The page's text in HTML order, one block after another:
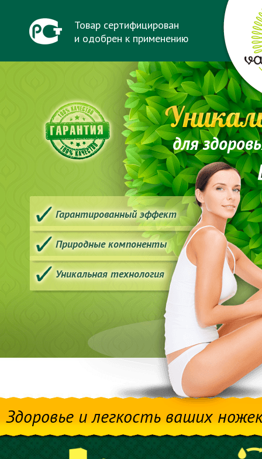
для
Товар сертифицирован
и одобрен к применению
Гарантированный эффект
Природные компоненты
Уникальная технология
Здоровье и легкость ваших